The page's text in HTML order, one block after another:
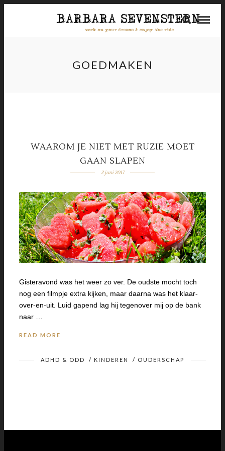
GOEDMAKEN
WAAROM JE NIET MET RUZIE MOET
GAAN SLAPEN
2 juni 2017
Gisteravond was het weer zo ver. De oudste mocht toch
nog een filmpje extra kijken, maar daarna was het klaar-
over-en-uit. Luid gapend lag hij tegenover mij op de bank
naar …
READ MORE
ADHD & ODD / KINDEREN / OUDERSCHAP